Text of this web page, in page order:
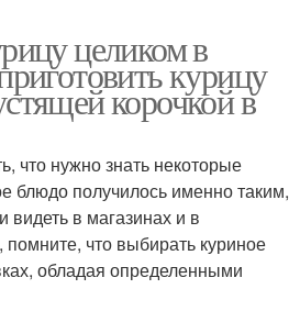
целиком в
курицу
корочкой в
что нужно знать некоторые
блюдо получилось именно таким,
видеть в магазинах и в
что выбирать куриное
обладая определенными